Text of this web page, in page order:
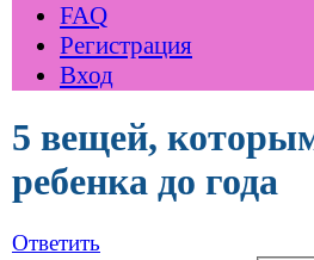
FAQ
Регистрация
Вход
5 вещей,
ребенка до года
Ответить